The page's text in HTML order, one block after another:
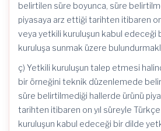
belirtilen süre boyunca, süre
piyasaya arz ettiği tarihten itibaren
veya yetkili kuruluşun kabul edeceği
kuruluşa sunmak üzere
ç) Yetkili kuruluşun talep etmesi
bir örneğini teknik düzenlemede
süre belirtilmediği hallerde ürünü
tarihten itibaren on yıl süreyle
kuruluşun kabul edeceği bir dilde